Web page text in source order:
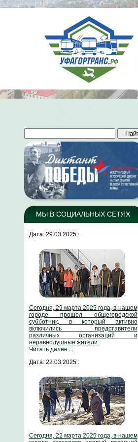
МЫ В СОЦИАЛЬНЫХ СЕТЯХ
Дата: 29.03.2025 :
Сегодня, 29 марта 2025 года, в нашем
городе прошел общегородской
субботник, в который активно
включились представители
различных организаций и
неравнодушные жители.
Читать далее ...
Дата: 22.03.2025 :
Сегодня, 22 марта 2025 года, в нашем